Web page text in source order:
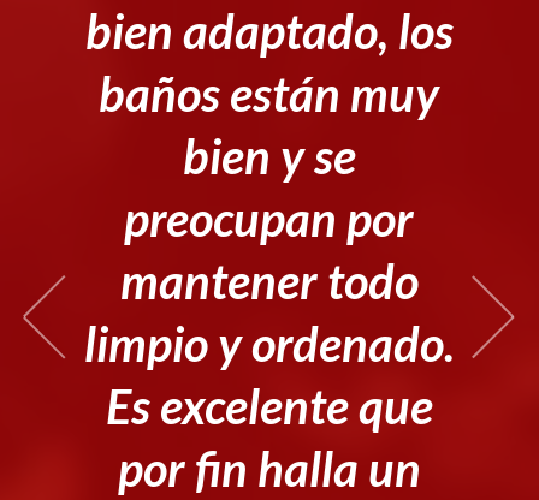
bien adaptado, los
baños están muy
bien y se
preocupan por
mantener todo
limpio y ordenado.
Es excelente que
por fin halla un